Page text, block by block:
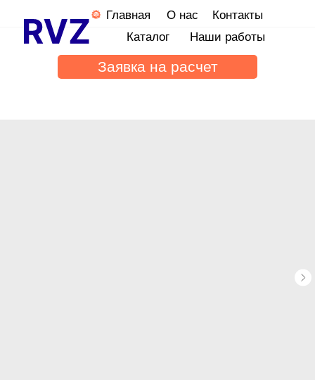
Главная
О нас
Наши работы
Каталог
Контакты
Заявка на расчет